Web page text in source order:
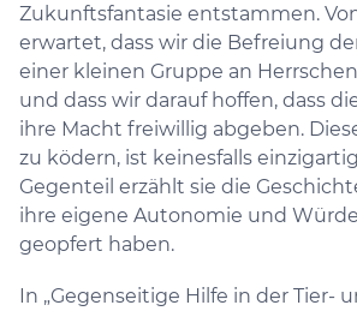
Zukunftsfantasie entstammen.
erwartet, dass wir die Befreiung
einer kleinen Gruppe an
und dass wir darauf hoffen, dass
ihre Macht freiwillig abgeben.
zu ködern, ist keinesfalls
Gegenteil erzählt sie die
ihre eigene Autonomie und
geopfert haben.
In „Gegenseitige Hilfe in der Tier-